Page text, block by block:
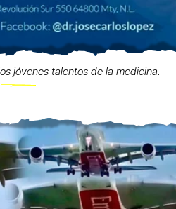
jóvenes talentos de la medicina.